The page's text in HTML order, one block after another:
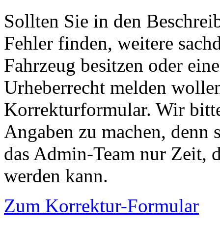
Sollten Sie in den
Fehler finden, weitere
Fahrzeug besitzen oder
Urheberrecht melden
Korrekturformular. Wir
Angaben zu machen,
das Admin-Team nur Zeit,
werden kann.
Zum Korrektur-Formular